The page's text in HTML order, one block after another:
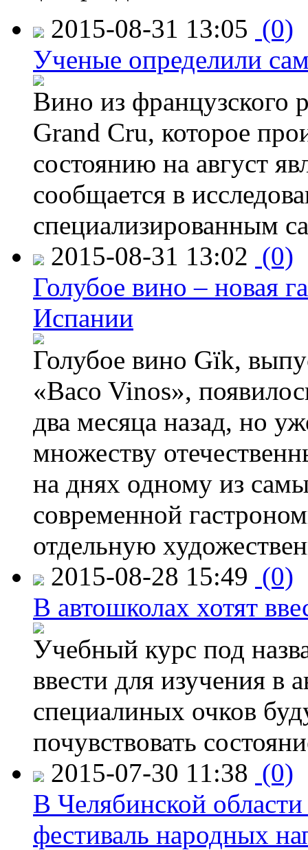
2015-08-31 13:05 (0)
Ученые определили
Вино из французского
Grand Cru, которое
состоянию на август
сообщается в
специализированным
2015-08-31 13:02 (0)
Голубое вино – новая
Испании
Голубое вино Gïk,
«Baco Vinos»,
два месяца назад, но
множеству
на днях одному из
современной
отдельную
2015-08-28 15:49 (0)
В автошколах хотят
Учебный курс под
ввести для изучения
специалиных очков
почувствовать
2015-07-30 11:38 (0)
В Челябинской
фестиваль народных